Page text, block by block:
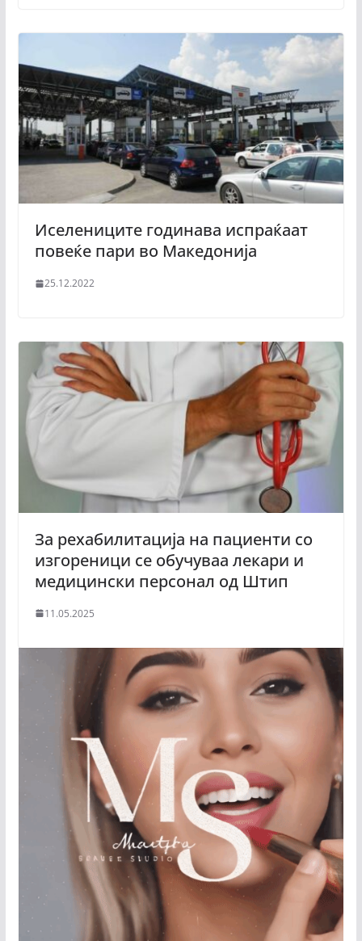
Иселениците годинава испраќаат
повеќе пари во Македонија
25.12.2022
За рехабилитација на пациенти со
изгореници се обучуваа лекари и
медицински персонал од Штип
11.05.2025